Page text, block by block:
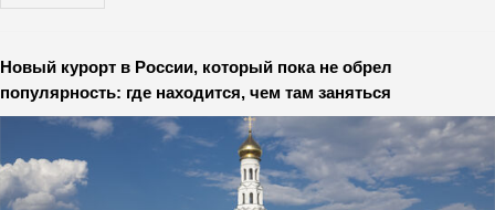
Новый курорт в России, который пока не обрел
популярность: где находится, чем там заняться